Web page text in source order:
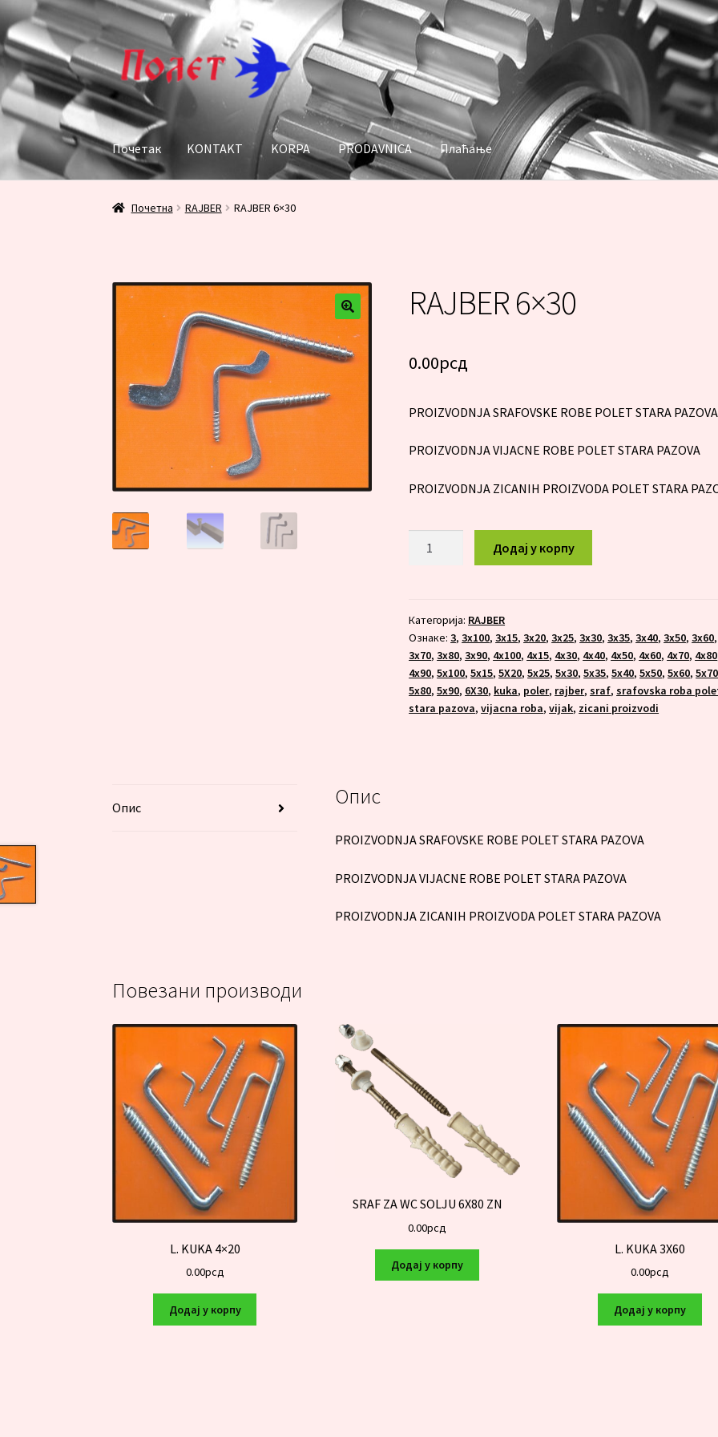
Прескочи
на
навигацију
Скочи
на
садржај
Почетак KONTAKT KORPA PRODAVNICA Плаћање
Почетак KONTAKTKORPAPRODAVNICA
Почетна RAJBER RAJBER 6×30
RAJBER 6×30
0.00рсд
PROIZVODNJA SRAFOVSKE ROBE POLET STARA PAZOVA
PROIZVODNJA VIJACNE ROBE POLET STARA PAZOVA
PROIZVODNJA ZICANIH PROIZVODA POLET STARA
Додај у корпу
Категорија: RAJBER
Ознаке:3,3x100,3x15,3x20,3x25,3x30,3x35,3x40,3x50,3x60,
3x70,3x80,3x90, 4x100, 4x15, 4x30, 4x40, 4x50, 4x60, 4x70, 4x80
4x90,5x100,5x15,5X20,5x25,5x30,5x35,5x40,5x50,5x60,5x70
5x80,5x90, 6X30, kuka, poler, rajber,sraf,srafovska roba
stara pazova,vijacna roba,vijak, zicani proizvodi
Опис Опис
PROIZVODNJA SRAFOVSKE ROBE POLET STARA PAZOVA
PROIZVODNJA VIJACNE ROBE POLET STARA PAZOVA
PROIZVODNJA ZICANIH PROIZVODA POLET STARA PAZOVA
Повезани производи
L. KUKA 4×20
0.00рсд
Додај у корпу
SRAF ZA WC SOLJU 6X80 ZN
0.00рсд
Додај у корпу
L. KUKA 3X60
0.00рсд
Додај у корпу